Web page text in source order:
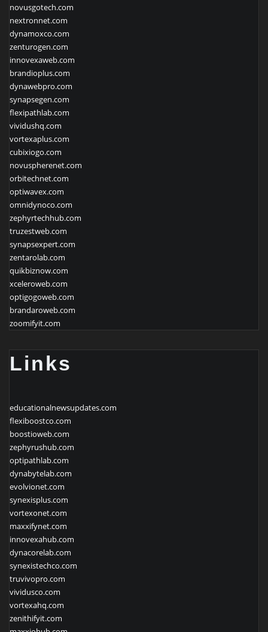
novusgotech.com
nextronnet.com
dynamoxco.com
zenturogen.com
innovexaweb.com
brandioplus.com
dynawebpro.com
synapsegen.com
flexipathlab.com
vividushq.com
vortexaplus.com
cubixiogo.com
novuspherenet.com
orbitechnet.com
optiwavex.com
omnidynoco.com
zephyrtechhub.com
truzestweb.com
synapsexpert.com
zentarolab.com
quikbiznow.com
xceleroweb.com
optigogoweb.com
brandaroweb.com
zoomifyit.com
Links
educationalnewsupdates.com
flexiboostco.com
boostioweb.com
zephyrushub.com
optipathlab.com
dynabytelab.com
evolvionet.com
synexisplus.com
vortexonet.com
maxxifynet.com
innovexahub.com
dynacorelab.com
synexistechco.com
truvivopro.com
vividusco.com
vortexahq.com
zenithifyit.com